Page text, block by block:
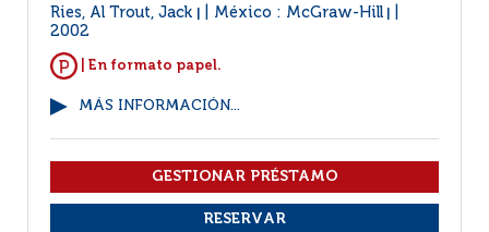
Ries, Al Trout, Jack México : McGraw-Hill
2002
| En formato papel.
MÁS INFORMACIÓN...